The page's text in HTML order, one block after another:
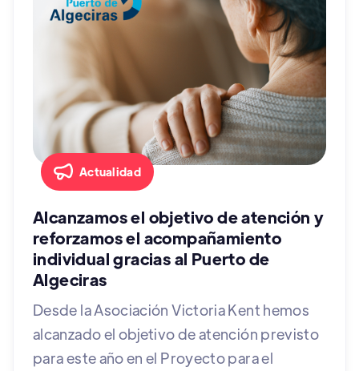
Actualidad
Alcanzamos el objetivo de atención y
reforzamos el acompañamiento
individual gracias al Puerto de
Algeciras
Desde la Asociación Victoria Kent hemos
alcanzado el objetivo de atención previsto
para este año en el Proyecto para el